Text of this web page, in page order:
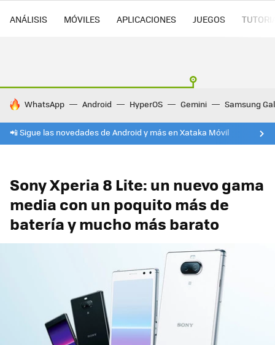
ANÁLISIS MÓVILES APLICACIONES JUEGOS
HOY SE HABLA DE
WhatsApp Android HyperOS Gemini Samsung
📲 Sigue las novedades de Android y más en Xataka Móvil
Sony Xperia 8 Lite: un nuevo gama
media con un poquito más de
batería y mucho más barato